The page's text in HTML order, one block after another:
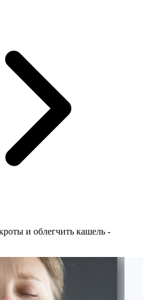
и облегчить кашель -